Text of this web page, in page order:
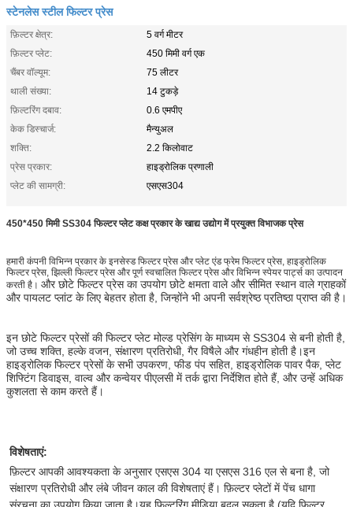
स्टेनलेस स्टील फिल्टर प्रेस
फ़िल्टर क्षेत्र:
5 वर्ग मीटर
फ़िल्टर प्लेट:
450 मिमी वर्ग एक
चैंबर वॉल्यूम:
75 लीटर
थाली संख्या:
14 टुकड़े
फ़िल्टरिंग दबाव:
0.6 एमपीए
केक डिस्चार्ज:
मैन्युअल
शक्ति:
2.2 किलोवाट
प्रेस प्रकार:
हाइड्रोलिक प्रणाली
प्लेट की सामग्री:
एसएस304
450*450 मिमी SS304 फिल्टर प्लेट कक्ष प्रकार के खाद्य उद्योग में प्रयुक्त विभाजक प्रेस
हमारी कंपनी विभिन्न प्रकार के इनसेस्ड फिल्टर प्रेस और प्लेट एंड फ्रेम फिल्टर प्रेस, हाइड्रोलिक
फिल्टर प्रेस, झिल्ली फिल्टर प्रेस और पूर्ण स्वचालित फिल्टर प्रेस और विभिन्न स्पेयर पार्ट्स का उत्पादन
करती है। और छोटे फिल्टर प्रेस का उपयोग छोटे क्षमता वाले और सीमित स्थान वाले ग्राहकों
और पायलट प्लांट के लिए बेहतर होता है, जिन्होंने भी अपनी सर्वश्रेष्ठ प्रतिष्ठा प्राप्त की है।
इन छोटे फिल्टर प्रेसों की फिल्टर प्लेट मोल्ड प्रेसिंग के माध्यम से SS304 से बनी होती है,
जो उच्च शक्ति, हल्के वजन, संक्षारण प्रतिरोधी, गैर विषैले और गंधहीन होती है।इन
हाइड्रोलिक फिल्टर प्रेसों के सभी उपकरण, फीड पंप सहित, हाइड्रोलिक पावर पैक, प्लेट
शिफ्टिंग डिवाइस, वाल्व और कन्वेयर पीएलसी में तर्क द्वारा निर्देशित होते हैं, और उन्हें अधिक
कुशलता से काम करते हैं।
विशेषताएं:
फ़िल्टर आपकी आवश्यकता के अनुसार एसएस 304 या एसएस 316 एल से बना है, जो
संक्षारण प्रतिरोधी और लंबे जीवन काल की विशेषताएं हैं। फ़िल्टर प्लेटों में पेंच धागा